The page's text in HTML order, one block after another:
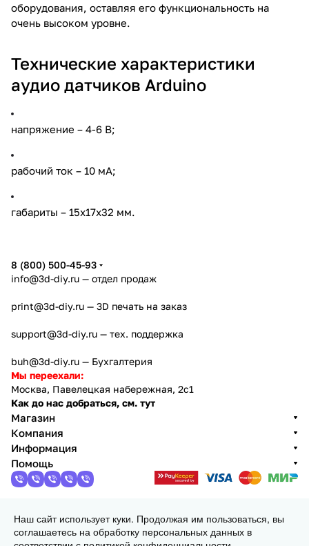
оборудования, оставляя его функциональность на
очень высоком уровне.
Технические характеристики
аудио датчиков Arduino
напряжение – 4-6 В;
рабочий ток – 10 мА;
габариты – 15х17х32 мм.
8 (800) 500-45-93
info@3d-diy.ru — отдел продаж
print@3d-diy.ru — 3D печать на заказ
support@3d-diy.ru — тех. поддержка
buh@3d-diy.ru — Бухгалтерия
Мы переехали:
Москва, Павелецкая набережная, 2с1
Как до нас добраться, см. тут
Магазин
Компания
Информация
Помощь
2013 - 2026 © 3DiY (Тридиай) - интернет-магазин
комплектующих для 3D принтеров, ЧПУ станков и
Наш сайт использует куки. Продолжая им пользоваться, вы
соглашаетесь на обработку персональных данных в